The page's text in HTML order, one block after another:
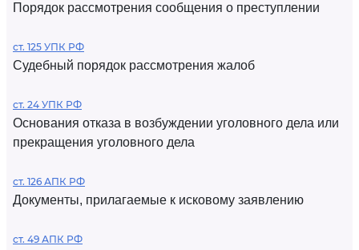
Порядок рассмотрения сообщения о преступлении
ст. 125 УПК РФ
Судебный порядок рассмотрения жалоб
ст. 24 УПК РФ
Основания отказа в возбуждении уголовного дела или
прекращения уголовного дела
ст. 126 АПК РФ
Документы, прилагаемые к исковому заявлению
ст. 49 АПК РФ